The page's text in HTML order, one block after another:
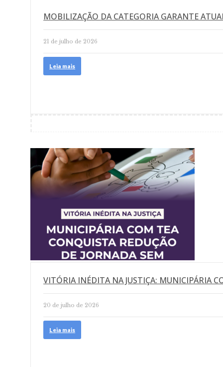
MOBILIZAÇÃO DA CATEGORIA GARANTE
21 de julho de 2026
Leia mais
VITÓRIA INÉDITA NA JUSTIÇA: MUNICIPÁRIA
20 de julho de 2026
Leia mais